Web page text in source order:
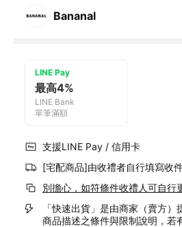
Bananal
LINE Pay
最高4%
LINE Bank
單筆滿額
支援LINE Pay / 信用卡
[宅配商品]由收禮者自行填寫收
別擔心，如符條件收禮人可自行
「快速出貨」是由商家（賣方
商品描述之條件與限制說明，若